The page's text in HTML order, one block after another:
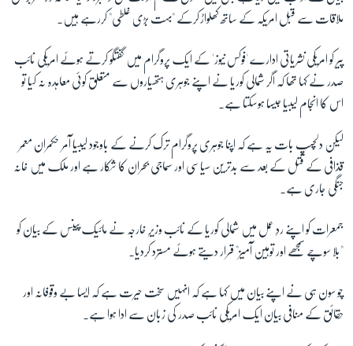
زبان
ملاقات سے قبل امریکہ کے ساتھ کھلواڑ کرکے "بہت بڑی غلطی" کررہے ہیں۔
پیر کو امریکی نشریاتی ادارے 'فوکس نیوز' کے ایک پروگرام میں گفتگو کرتے ہوئے امریکی نائب
صدر نے کہا تھا کہ اگر شمالی کوریا نے اپنے جوہری ہتھیاروں سے متعلق کوئی معاہدہ نہ کیا تو
اس کا انجام لیبیا جیسا ہوسکتا ہے۔
لیکن دلچسپ بات یہ ہے کہ اپنا جوہری پروگرام ترک کرنے کے باوجود لیبیا آمر حکمران معمر
قذافی کے قتل کے بعد سے بدترین سیاسی اور سماجی بحران کا شکار ہے اور ملک میں خانہ
جنگی جاری ہے۔
جمعرات کو اپنے ردِ عمل میں شمالی کوریا کے نائب وزیرِ خارجہ نے مائیک پینس کے بیان کو
"بلا سوچے سمجھے اور توہین آمیز" قرار دیتے ہوئے مسترد کردیا۔
چو سون ہی نے اپنے بیان میں کہا ہے کہ انہیں سخت حیرت ہے کہ ایسا بے وقوفانہ اور
حقائق کے منافی بیان ایک امریکی نائب صدر کی زبان سے ادا ہوا ہے۔